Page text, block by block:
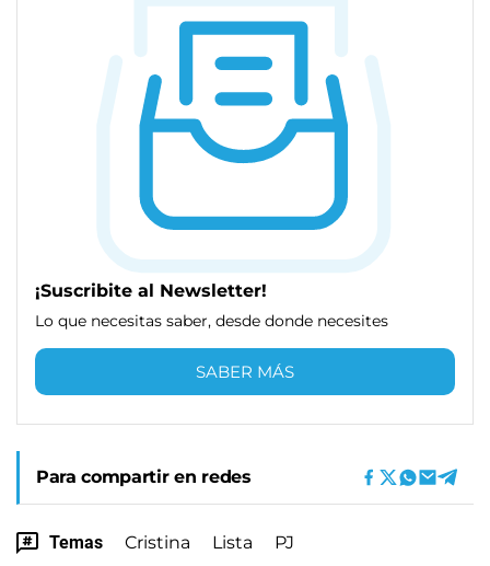
¡Suscribite al Newsletter!
Lo que necesitas saber, desde donde necesites
SABER MÁS
Para compartir en redes
Temas Cristina Lista PJ